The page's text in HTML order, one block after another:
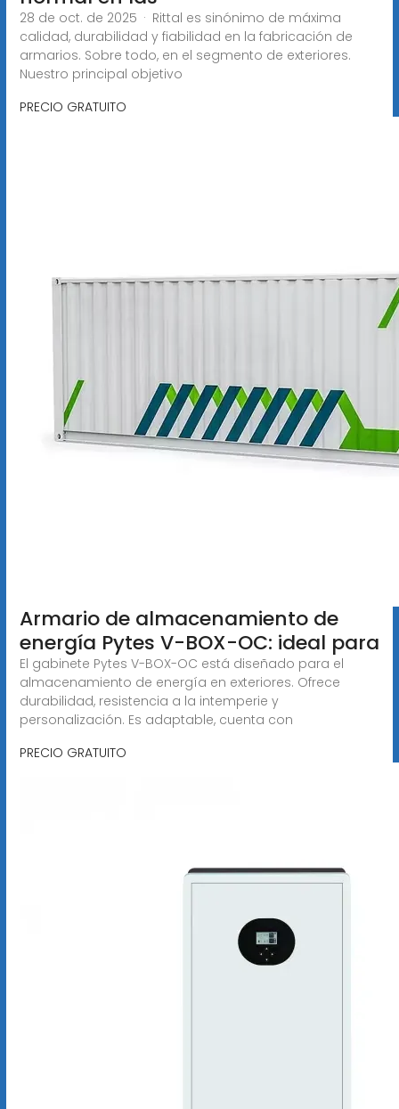
28 de oct. de 2025 · Rittal es sinónimo de máxima
calidad, durabilidad y fiabilidad en la fabricación de
armarios. Sobre todo, en el segmento de exteriores.
Nuestro principal objetivo
PRECIO GRATUITO
Armario de almacenamiento de
energía Pytes V-BOX-OC: ideal para
El gabinete Pytes V-BOX-OC está diseñado para el
almacenamiento de energía en exteriores. Ofrece
durabilidad, resistencia a la intemperie y
personalización. Es adaptable, cuenta con
PRECIO GRATUITO